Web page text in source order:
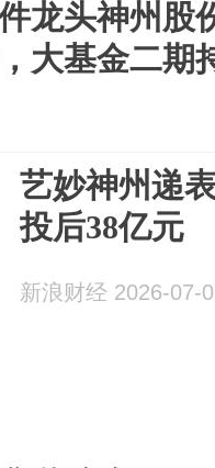
龙头神州股
大基金二期
艺妙神州递
投后38亿元
新浪财经 2026-07-